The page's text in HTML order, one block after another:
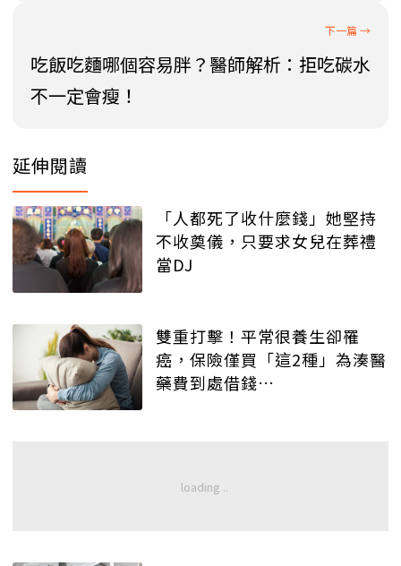
吃飯吃麵哪個容易胖？醫師解析：拒吃碳水
不一定會瘦！
延伸閱讀
「人都死了收什麼錢」她堅持
不收奠儀，只要求女兒在葬禮
當DJ
雙重打擊！平常很養生卻罹
癌，保險僅買「這2種」為湊醫
藥費到處借錢…